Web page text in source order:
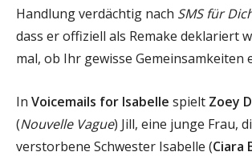
Handlung verdächtig nach SMS für
dass er offiziell als Remake deklariert
mal, ob Ihr gewisse Gemeinsamkeiten
In Voicemails for Isabelle spielt Zoey
(Nouvelle Vague) Jill, eine junge Frau,
verstorbene Schwester Isabelle (Ciara